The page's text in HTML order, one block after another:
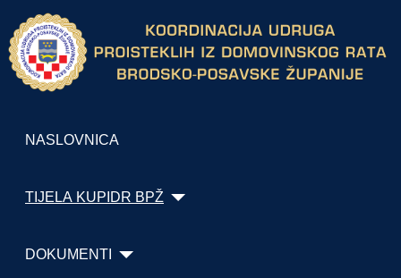
NASLOVNICA
TIJELA KUPIDR BPŽ
DOKUMENTI